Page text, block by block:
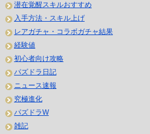
潜在覚醒スキルおすすめ
入手方法・スキル上げ
レアガチャ・コラボガチャ結果
経験値
初心者向け攻略
パズドラ日記
ニュース速報
究極進化
パズドラW
雑記